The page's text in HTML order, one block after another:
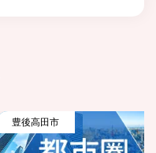
豊後高田市